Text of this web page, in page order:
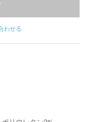
わせる